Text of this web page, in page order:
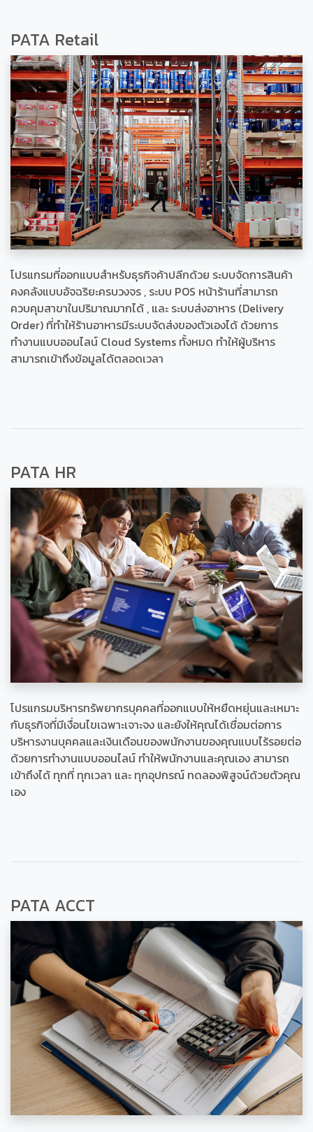
PATA Retail
โปรแกรมที่ออกแบบสำหรับธุรกิจค้าปลีกด้วย ระบบจัดการสินค้า
คงคลังแบบอัจฉริยะครบวงจร , ระบบ POS หน้าร้านที่สามารถ
ควบคุมสาขาในปริมาณมากได้ , และ ระบบส่งอาหาร (Delivery
Order) ที่ทำให้ร้านอาหารมีระบบจัดส่งของตัวเองได้ ด้วยการ
ทำงานแบบออนไลน์ Cloud Systems ทั้งหมด ทำให้ผู้บริหาร
สามารถเข้าถึงข้อมูลได้ตลอดเวลา
PATA HR
โปรแกรมบริหารทรัพยากรบุคคลที่ออกแบบให้หยืดหยุ่นและเหมาะ
กับธุรกิจที่มีเงื่อนไขเฉพาะเจาะจง และยังให้คุณได้เชื่อมต่อการ
บริหารงานบุคคลและเงินเดือนของพนักงานของคุณแบบไร้รอยต่อ
ด้วยการทำงานแบบออนไลน์ ทำให้พนักงานและคุณเอง สามารถ
เข้าถึงได้ ทุกที่ ทุกเวลา และ ทุกอุปกรณ์ ทดลองพิสูจน์ด้วยตัวคุณ
เอง
PATA ACCT